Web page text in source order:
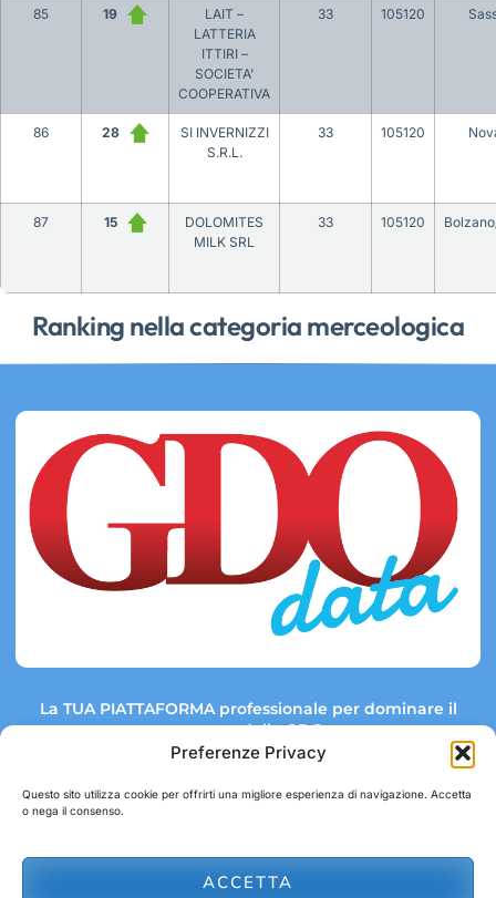
Preferenze Privacy
Questo sito utilizza cookie per offrirti una migliore esperienza di navigazione. Accetta
o nega il consenso.
ACCETTA
Ranking nella categoria merceologica
85 19
LAIT –
LATTERIA
ITTIRI –
SOCIETA’
COOPERATIVA
33 105120
86 28
SI INVERNIZZI
S.R.L.
33 105120
87 15
DOLOMITES
MILK SRL
33 105120
La TUA PIATTAFORMA professionale per dominare il
mercato della GDO.
Link rapidi:
abbonamenti@gdodata.it